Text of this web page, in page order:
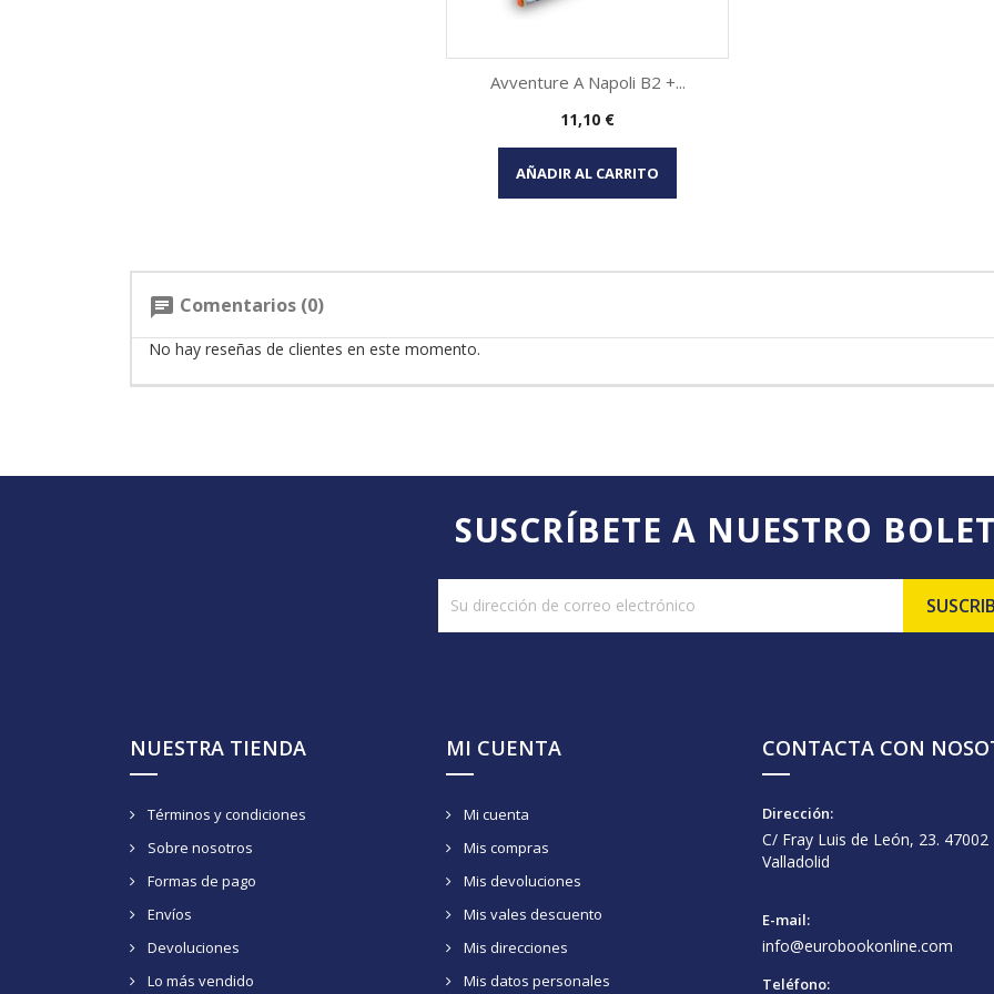
Vista rápida
Avventure A Napoli B2 +...
Precio
11,10 €
AÑADIR AL CARRITO
chat Comentarios (0)
No hay reseñas de clientes en este momento.
SUSCRÍBETE A NUESTRO
NUESTRA TIENDA
Términos y condiciones
Sobre nosotros
Formas de pago
Envíos
Devoluciones
Lo más vendido
MI CUENTA
Mi cuenta
Mis compras
Mis devoluciones
Mis vales descuento
Mis direcciones
Mis datos personales
CONTACTA CON
Dirección:
C/ Fray Luis de León, 23. 47002
Valladolid
E-mail:
info@eurobookonline.com
Teléfono: